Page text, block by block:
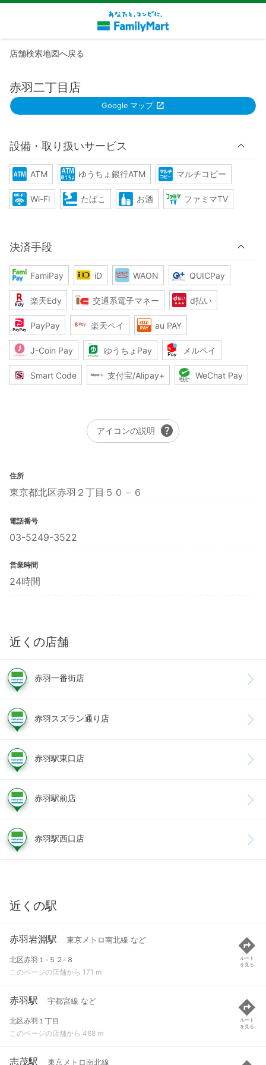
店舗検索地図へ戻る
赤羽二丁目店
Google マップ
設備・取り扱いサービス
ATM ゆうちょ銀行ATM マルチコピー
Wi-Fi たばこ お酒 ファミマTV
決済手段
FamiPay iD WAON QUICPay
楽天Edy 交通系電子マネー d払い
PayPay 楽天ペイ au PAY
J-Coin Pay ゆうちょPay メルペイ
Smart Code 支付宝/Alipay+ WeChat Pay
アイコンの説明 help
住所
東京都北区赤羽２丁目５０－６
電話番号
03-5249-3522
営業時間
24時間
近くの店舗
赤羽一番街店
赤羽スズラン通り店
赤羽駅東口店
赤羽駅前店
赤羽駅西口店
近くの駅
赤羽岩淵駅 東京メトロ南北線 など
北区赤羽１-５２-８
このページの店舗から 171 m
ルート
を見る
赤羽駅 宇都宮線 など
北区赤羽１丁目
このページの店舗から 468 m
ルート
を見る
志茂駅 東京メトロ南北線